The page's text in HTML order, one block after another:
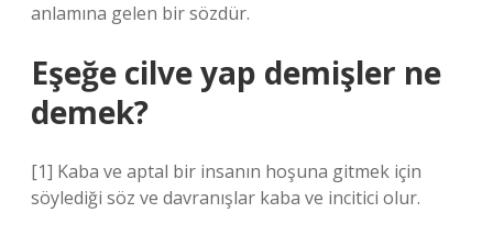
anlamına gelen bir sözdür.
Eşeğe cilve yap demişler ne
demek?
[1] Kaba ve aptal bir insanın hoşuna gitmek için
söylediği söz ve davranışlar kaba ve incitici olur.